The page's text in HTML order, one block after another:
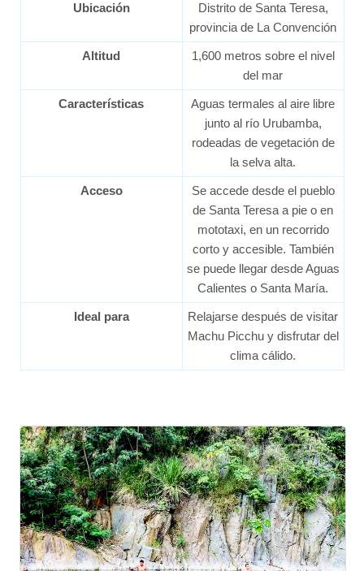
Ubicación
Distrito de Santa Teresa,
provincia de La Convención
Altitud
1,600 metros sobre el nivel
del mar
Características
Aguas termales al aire libre
junto al río Urubamba,
rodeadas de vegetación de
la selva alta.
Acceso
Se accede desde el pueblo
de Santa Teresa a pie o en
mototaxi, en un recorrido
corto y accesible. También
se puede llegar desde Aguas
Calientes o Santa María.
Ideal para
Relajarse después de visitar
Machu Picchu y disfrutar del
clima cálido.